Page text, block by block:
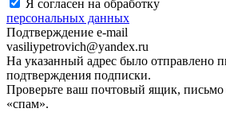
Я согласен на обработку
персональных данных
Подтверждение e-mail
vasiliypetrovich@yandex.ru
На указанный адрес было отправлено
подтверждения подписки.
Проверьте ваш почтовый ящик, письмо
«спам».